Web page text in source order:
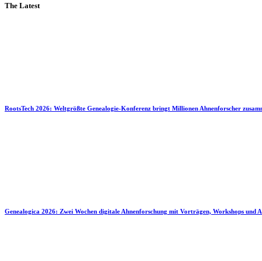
The Latest
RootsTech 2026: Weltgrößte Genealogie-Konferenz bringt Millionen Ahnenforscher
Genealogica 2026: Zwei Wochen digitale Ahnenforschung mit Vorträgen, Workshops und